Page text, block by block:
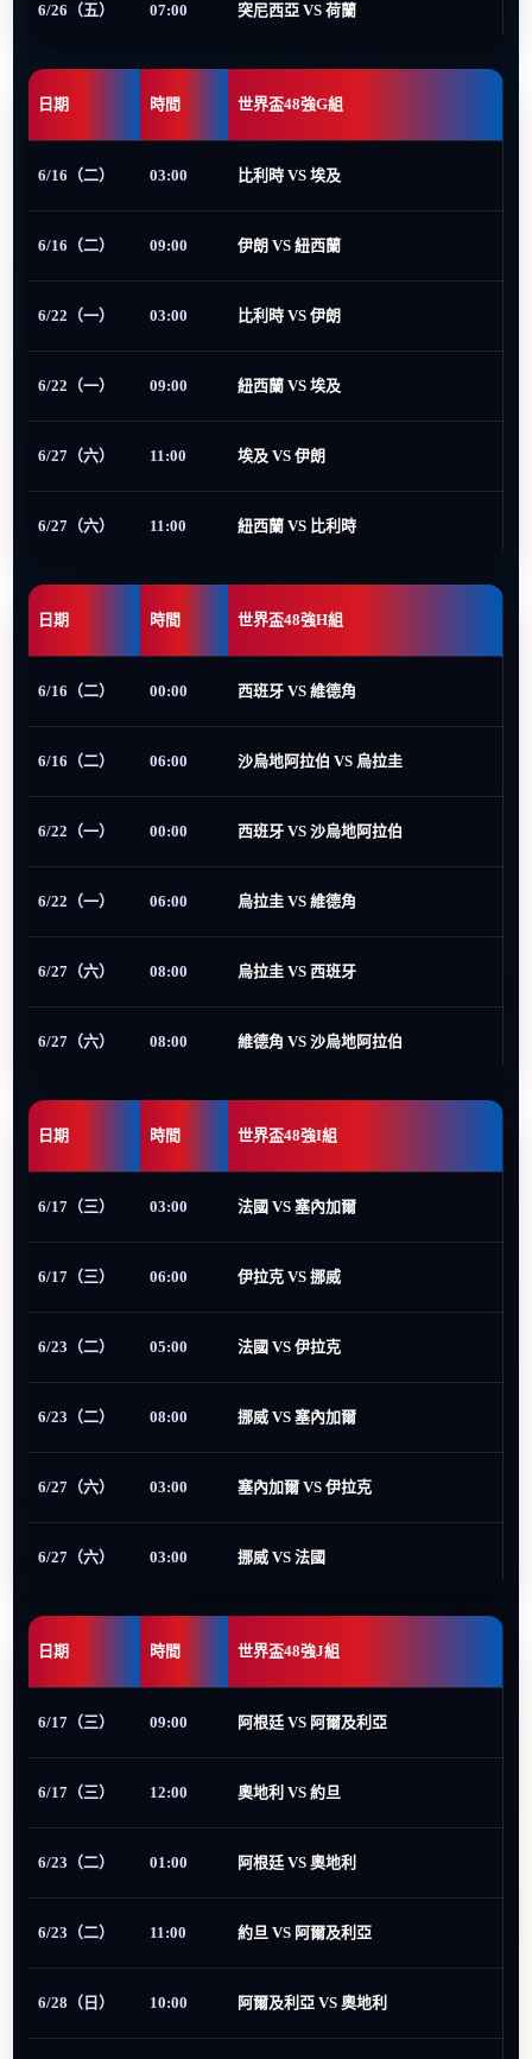
6/26（五） 07:00 突尼西亞 VS 荷蘭
日期 時間 世界盃48強G組
6/16（二） 03:00 比利時 VS 埃及
6/16（二） 09:00 伊朗 VS 紐西蘭
6/22（一） 03:00 比利時 VS 伊朗
6/22（一） 09:00 紐西蘭 VS 埃及
6/27（六） 11:00 埃及 VS 伊朗
6/27（六） 11:00 紐西蘭 VS 比利時
日期 時間 世界盃48強H組
6/16（二） 00:00 西班牙 VS 維德角
6/16（二） 06:00 沙烏地阿拉伯 VS 烏拉圭
6/22（一） 00:00 西班牙 VS 沙烏地阿拉伯
6/22（一） 06:00 烏拉圭 VS 維德角
6/27（六） 08:00 烏拉圭 VS 西班牙
6/27（六） 08:00 維德角 VS 沙烏地阿拉伯
日期 時間 世界盃48強I組
6/17（三） 03:00 法國 VS 塞內加爾
6/17（三） 06:00 伊拉克 VS 挪威
6/23（二） 05:00 法國 VS 伊拉克
6/23（二） 08:00 挪威 VS 塞內加爾
6/27（六） 03:00 塞內加爾 VS 伊拉克
6/27（六） 03:00 挪威 VS 法國
日期 時間 世界盃48強J組
6/17（三） 09:00 阿根廷 VS 阿爾及利亞
6/17（三） 12:00 奧地利 VS 約旦
6/23（二） 01:00 阿根廷 VS 奧地利
6/23（二） 11:00 約旦 VS 阿爾及利亞
6/28（日） 10:00 阿爾及利亞 VS 奧地利